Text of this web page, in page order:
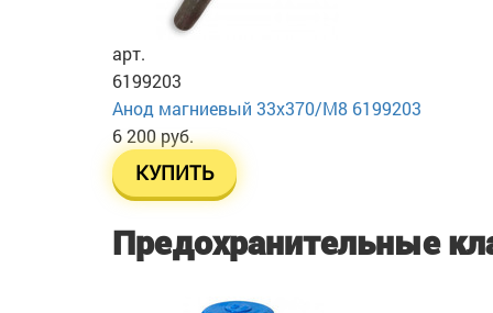
арт.
6199203
Анод магниевый 33х370/М8 6199203
6 200 руб.
КУПИТЬ
Предохранительные